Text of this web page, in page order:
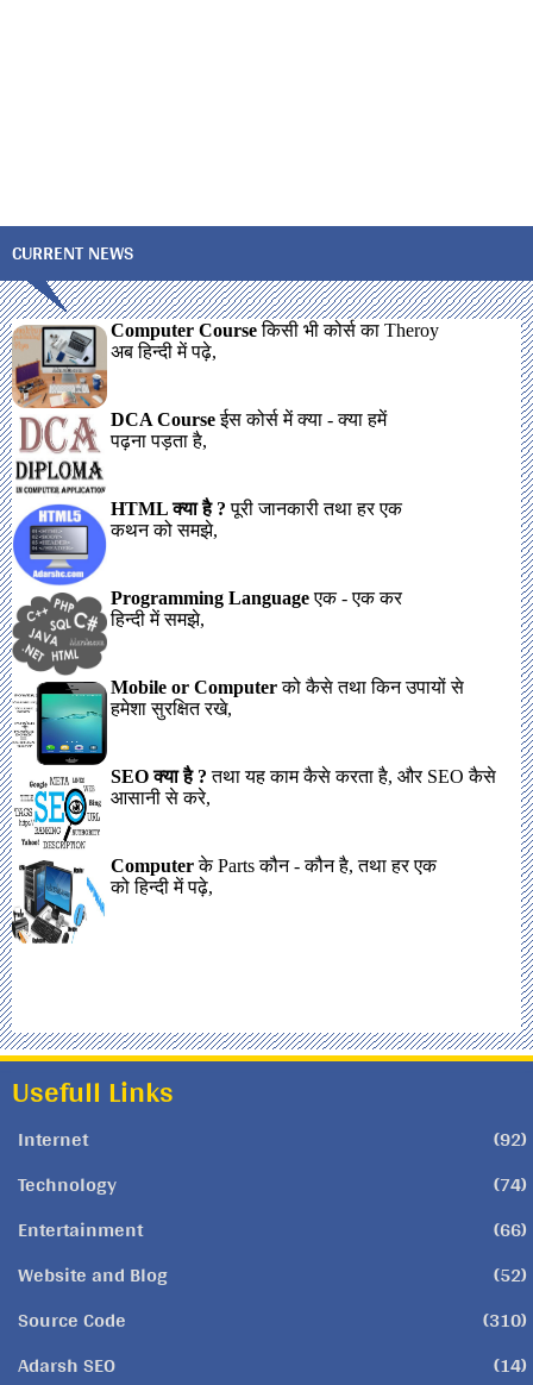
CURRENT NEWS
Usefull Links
Internet
(92)
Technology
(74)
Entertainment
(66)
Website and Blog
(52)
Source Code
(310)
Adarsh SEO
(14)